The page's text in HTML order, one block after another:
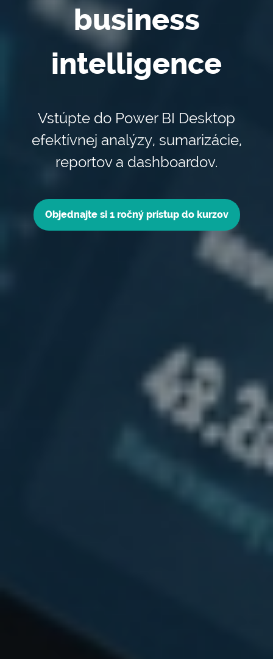
business
intelligence
Vstúpte do Power BI Desktop
efektívnej analýzy, sumarizácie,
reportov a dashboardov.
Objednajte si 1 ročný prístup do kurzov